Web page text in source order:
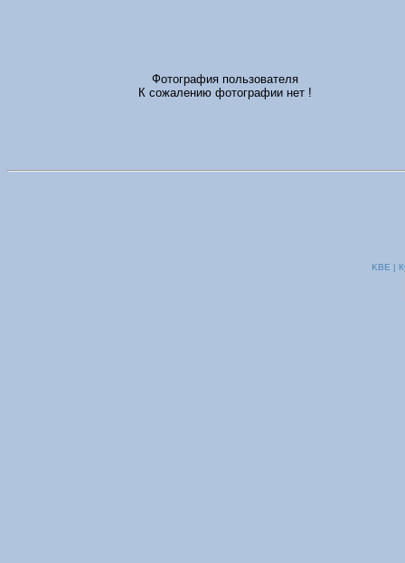
Фотография пользователя
К сожалению фотографии нет !
KBE |